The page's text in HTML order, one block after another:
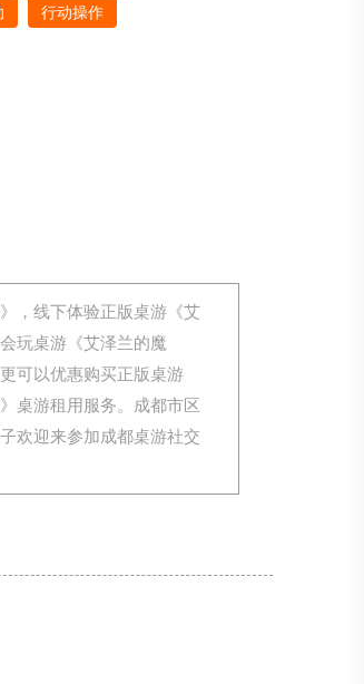
行动操作
，线下体验正版桌游《艾
玩桌游《艾泽兰的魔
可以优惠购买正版桌游
桌游租用服务。成都市区
欢迎来参加成都桌游社交